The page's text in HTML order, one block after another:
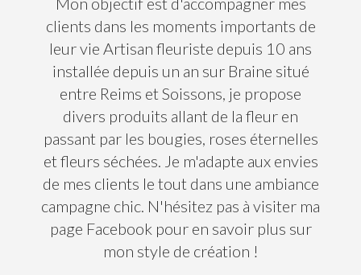
clients dans les moments importants de
leur vie Artisan fleuriste depuis 10 ans
installée depuis un an sur Braine situé
entre Reims et Soissons, je propose
divers produits allant de la fleur en
passant par les bougies, roses éternelles
et fleurs séchées. Je m'adapte aux envies
de mes clients le tout dans une ambiance
campagne chic. N'hésitez pas à visiter ma
page Facebook pour en savoir plus sur
mon style de création !